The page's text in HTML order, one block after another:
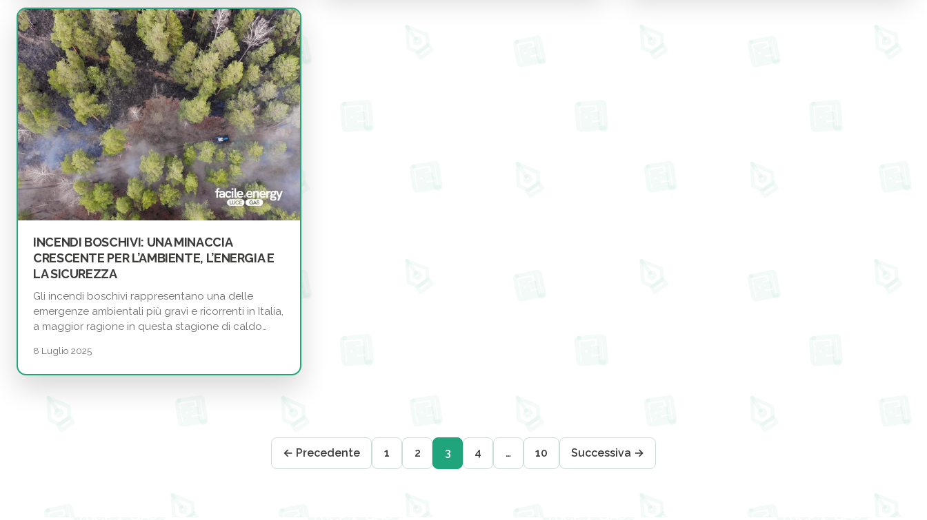
INCENDI BOSCHIVI: UNA MINACCIA
CRESCENTE PER L’AMBIENTE, L’ENERGIA E
LA SICUREZZA
Gli incendi boschivi rappresentano una delle
emergenze ambientali più gravi e ricorrenti in Italia,
a maggior ragione in questa stagione di caldo…
8 Luglio 2025
← Precedente 1 2 3 4 … 10 Successiva →